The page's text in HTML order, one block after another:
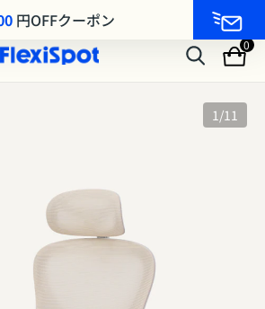
先行発売｜最大25%OFF
0
1/11
円OFFクーポン